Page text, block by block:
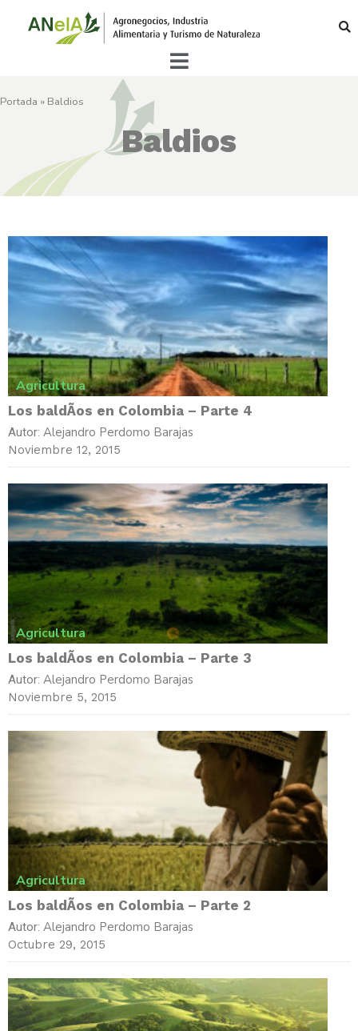
Portada » Baldios
Baldios
Agricultura
Los baldÃ­os en Colombia – Parte 4
Autor: Alejandro Perdomo Barajas
Noviembre 12, 2015
Agricultura
Los baldÃ­os en Colombia – Parte 3
Autor: Alejandro Perdomo Barajas
Noviembre 5, 2015
Agricultura
Los baldÃ­os en Colombia – Parte 2
Autor: Alejandro Perdomo Barajas
Octubre 29, 2015